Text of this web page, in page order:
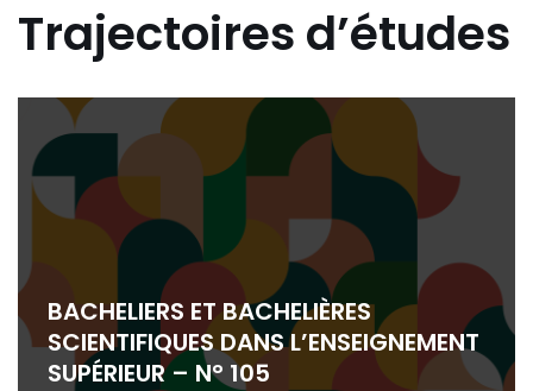
Trajectoires d’études
BACHELIERS ET BACHELIÈRES
SCIENTIFIQUES DANS L’ENSEIGNEMENT
SUPÉRIEUR – N° 105